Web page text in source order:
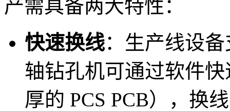
产需具备两大特性：
快速换线：生产线设
轴钻孔机可通过软件
厚的 PCS PCB），换